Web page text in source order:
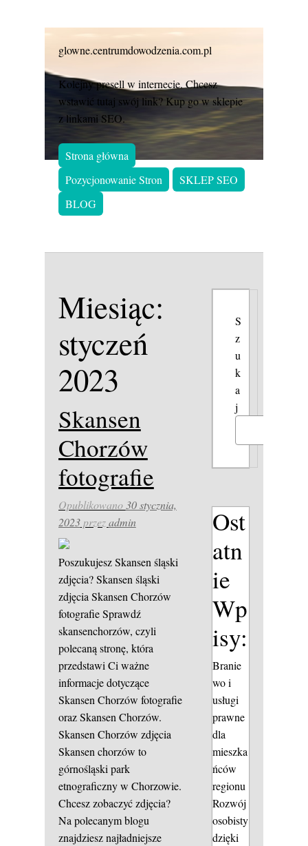
glowne.centrumdowodzenia.com.pl
Kolejny presell w internecie. Chcesz
wstawić tutaj swój link? Kup go w sklepie
z linkami SEO.
Strona główna
Pozycjonowanie Stron
SKLEP SEO
BLOG
Miesiąc:
styczeń
2023
Skansen
Chorzów
fotografie
Opublikowano30 stycznia,
2023przezadmin
Poszukujesz Skansen śląski
zdjęcia?Skansen śląski
zdjęcia Skansen Chorzów
fotografieSprawdź
skansenchorzów, czyli
polecaną stronę, która
przedstawi Ci ważne
informacje dotyczące
Skansen Chorzów fotografie
oraz Skansen Chorzów.
Skansen Chorzów zdjęcia
Skansen chorzów to
górnośląski park
etnograficzny w Chorzowie.
Chcesz zobaczyć zdjęcia?
Na polecanym blogu
znajdziesz najładniejsze
S
z
u
k
a
j
Ost
atn
ie
Wp
isy:
Branie
wo i
usługi
prawne
dla
mieszka
ńców
regionu
Rozwój
osobisty
dzięki